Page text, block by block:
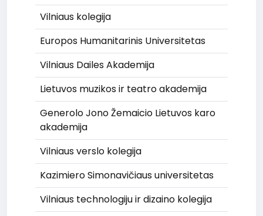
Vilniaus kolegija
Europos Humanitarinis Universitetas
Vilniaus Dailes Akademija
Lietuvos muzikos ir teatro akademija
Generolo Jono Žemaicio Lietuvos karo
akademija
Vilniaus verslo kolegija
Kazimiero Simonavičiaus universitetas
Vilniaus technologiju ir dizaino kolegija